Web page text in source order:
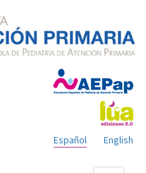
English
Español